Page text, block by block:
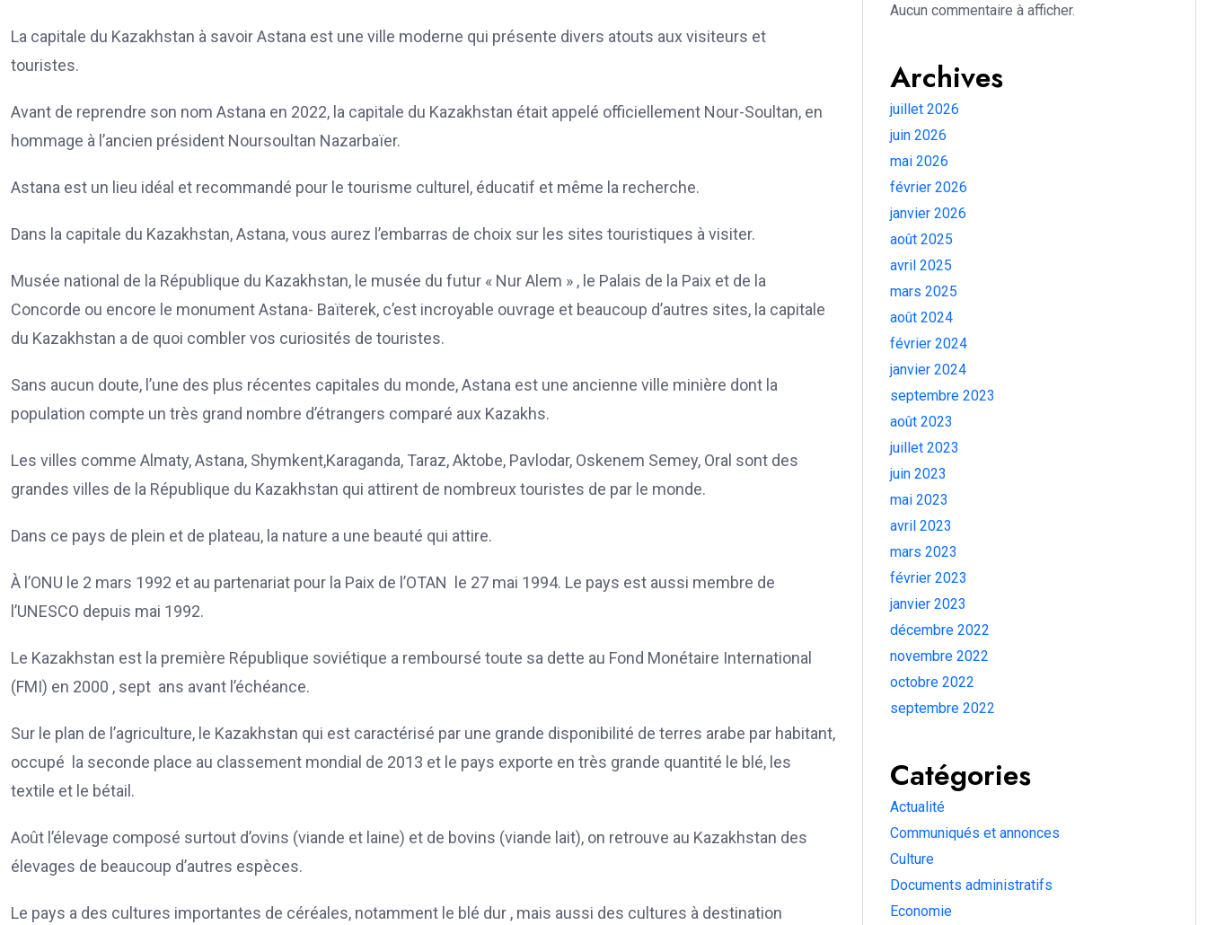
La capitale du Kazakhstan à savoir Astana est une ville moderne qui présente divers atouts aux visiteurs et
touristes.
Avant de reprendre son nom Astana en 2022, la capitale du Kazakhstan était appelé officiellement Nour-Soultan, en
hommage à l’ancien président Noursoultan Nazarbaïer.
Astana est un lieu idéal et recommandé pour le tourisme culturel, éducatif et même la recherche.
Dans la capitale du Kazakhstan, Astana, vous aurez l’embarras de choix sur les sites touristiques à visiter.
Musée national de la République du Kazakhstan, le musée du futur « Nur Alem » , le Palais de la Paix et de la
Concorde ou encore le monument Astana- Baïterek, c’est incroyable ouvrage et beaucoup d’autres sites, la capitale
du Kazakhstan a de quoi combler vos curiosités de touristes.
Sans aucun doute, l’une des plus récentes capitales du monde, Astana est une ancienne ville minière dont la
population compte un très grand nombre d’étrangers comparé aux Kazakhs.
Les villes comme Almaty, Astana, Shymkent,Karaganda, Taraz, Aktobe, Pavlodar, Oskenem Semey, Oral sont des
grandes villes de la République du Kazakhstan qui attirent de nombreux touristes de par le monde.
Dans ce pays de plein et de plateau, la nature a une beauté qui attire.
À l’ONU le 2 mars 1992 et au partenariat pour la Paix de l’OTAN le 27 mai 1994. Le pays est aussi membre de
l’UNESCO depuis mai 1992.
Le Kazakhstan est la première République soviétique a remboursé toute sa dette au Fond Monétaire International
(FMI) en 2000 , sept ans avant l’échéance.
Sur le plan de l’agriculture, le Kazakhstan qui est caractérisé par une grande disponibilité de terres arabe par habitant,
occupé la seconde place au classement mondial de 2013 et le pays exporte en très grande quantité le blé, les
textile et le bétail.
Août l’élevage composé surtout d’ovins (viande et laine) et de bovins (viande lait), on retrouve au Kazakhstan des
élevages de beaucoup d’autres espèces.
Le pays a des cultures importantes de céréales, notamment le blé dur , mais aussi des cultures à destination
Aucun commentaire à afficher.
Archives
juillet 2026
juin 2026
mai 2026
février 2026
janvier 2026
août 2025
avril 2025
mars 2025
août 2024
février 2024
janvier 2024
septembre 2023
août 2023
juillet 2023
juin 2023
mai 2023
avril 2023
mars 2023
février 2023
janvier 2023
décembre 2022
novembre 2022
octobre 2022
septembre 2022
Catégories
Actualité
Communiqués et annonces
Culture
Documents administratifs
Economie